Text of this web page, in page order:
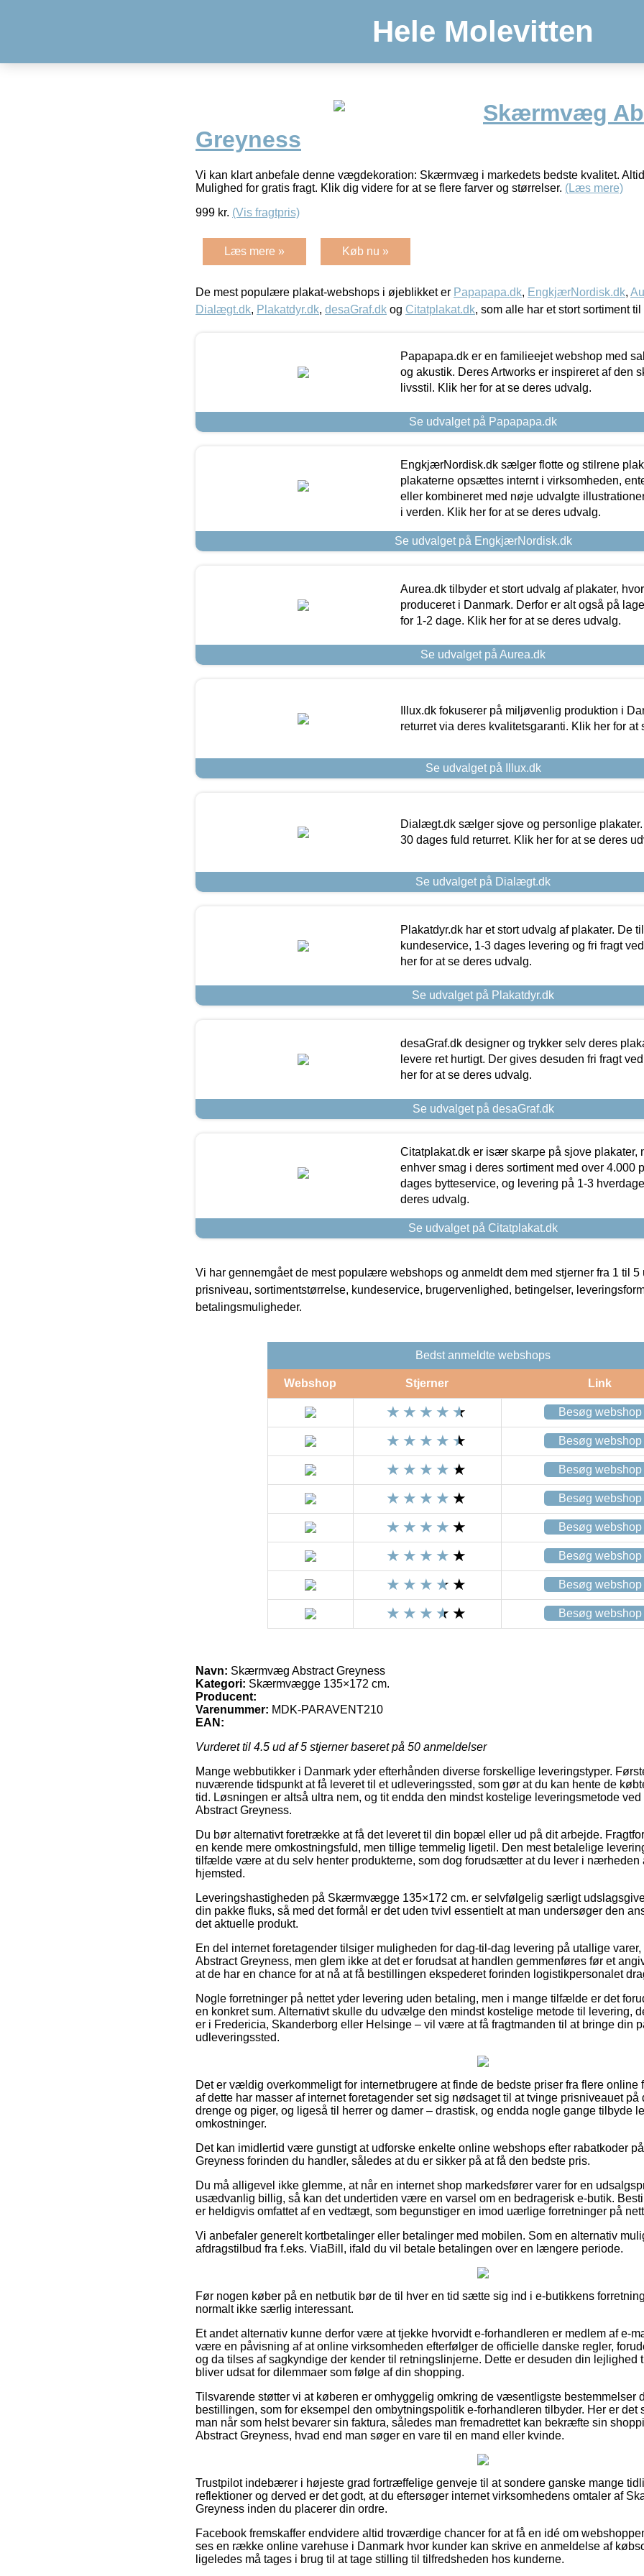
Hele Molevitten
Skærmvæg
Greyness
Vi kan klart anbefale denne vægdekoration: Skærmvæg i markedets bedste kvalitet.
Mulighed for gratis fragt. Klik dig videre for at se flere farver og størrelser. (Læs mere)
999 kr. (Vis fragtpris)
Læs mere » Køb nu »
De mest populære plakat-webshops i øjeblikket er Papapapa.dk, EngkjærNordisk.dk,
Dialægt.dk, Plakatdyr.dk, desaGraf.dk og Citatplakat.dk, som alle har et stort sortiment til
Papapapa.dk er en familieejet webshop med
og akustik. Deres Artworks er inspireret af den
livsstil. Klik her for at se deres udvalg.
Se udvalget på Papapapa.dk
EngkjærNordisk.dk sælger flotte og stilrene
plakaterne opsættes internt i virksomheden,
eller kombineret med nøje udvalgte
i verden. Klik her for at se deres udvalg.
Se udvalget på EngkjærNordisk.dk
Aurea.dk tilbyder et stort udvalg af plakater,
produceret i Danmark. Derfor er alt også på
for 1-2 dage. Klik her for at se deres udvalg.
Se udvalget på Aurea.dk
Illux.dk fokuserer på miljøvenlig produktion i
returret via deres kvalitetsgaranti. Klik her for at
Se udvalget på Illux.dk
Dialægt.dk sælger sjove og personlige
30 dages fuld returret. Klik her for at se deres
Se udvalget på Dialægt.dk
Plakatdyr.dk har et stort udvalg af plakater. De
kundeservice, 1-3 dages levering og fri fragt
her for at se deres udvalg.
Se udvalget på Plakatdyr.dk
desaGraf.dk designer og trykker selv deres
levere ret hurtigt. Der gives desuden fri fragt
her for at se deres udvalg.
Se udvalget på desaGraf.dk
Citatplakat.dk er især skarpe på sjove plakater,
enhver smag i deres sortiment med over 4.000
dages bytteservice, og levering på 1-3
deres udvalg.
Se udvalget på Citatplakat.dk
Vi har gennemgået de mest populære webshops og anmeldt dem med stjerner fra 1 til 5
prisniveau, sortimentstørrelse, kundeservice, brugervenlighed, betingelser,
betalingsmuligheder.
Bedst anmeldte webshops
Webshop Stjerner Link
Besøg webshop
Besøg webshop
Besøg webshop
Besøg webshop
Besøg webshop
Besøg webshop
Besøg webshop
Besøg webshop
Navn: Skærmvæg Abstract Greyness
Kategori: Skærmvægge 135×172 cm.
Producent:
Varenummer: MDK-PARAVENT210
EAN:
Vurderet til 4.5 ud af 5 stjerner baseret på 50 anmeldelser
Mange webbutikker i Danmark yder efterhånden diverse forskellige leveringstyper.
nuværende tidspunkt at få leveret til et udleveringssted, som gør at du kan hente de
tid. Løsningen er altså ultra nem, og tit endda den mindst kostelige leveringsmetode
Abstract Greyness.
Du bør alternativt foretrække at få det leveret til din bopæl eller ud på dit arbejde.
en kende mere omkostningsfuld, men tillige temmelig ligetil. Den mest betalelige
tilfælde være at du selv henter produkterne, som dog forudsætter at du lever i nærheden
hjemsted.
Leveringshastigheden på Skærmvægge 135×172 cm. er selvfølgelig særligt
din pakke fluks, så med det formål er det uden tvivl essentielt at man undersøger den
det aktuelle produkt.
En del internet foretagender tilsiger muligheden for dag-til-dag levering på utallige
Abstract Greyness, men glem ikke at det er forudsat at handlen gemmenføres før et
at de har en chance for at nå at få bestillingen ekspederet forinden logistikpersonalet
Nogle forretninger på nettet yder levering uden betaling, men i mange tilfælde er det
en konkret sum. Alternativt skulle du udvælge den mindst kostelige metode til levering,
er i Fredericia, Skanderborg eller Helsinge – vil være at få fragtmanden til at bringe din
udleveringssted.
Det er vældig overkommeligt for internetbrugere at finde de bedste priser fra flere online
af dette har masser af internet foretagender set sig nødsaget til at tvinge prisniveauet på
drenge og piger, og ligeså til herrer og damer – drastisk, og endda nogle gange tilbyde
omkostninger.
Det kan imidlertid være gunstigt at udforske enkelte online webshops efter rabatkoder
Greyness forinden du handler, således at du er sikker på at få den bedste pris.
Du må alligevel ikke glemme, at når en internet shop markedsfører varer for en
usædvanlig billig, så kan det undertiden være en varsel om en bedragerisk e-butik.
er heldigvis omfattet af en vedtægt, som begunstiger en imod uærlige forretninger på
Vi anbefaler generelt kortbetalinger eller betalinger med mobilen. Som en alternativ
afdragstilbud fra f.eks. ViaBill, ifald du vil betale betalingen over en længere periode.
Før nogen køber på en netbutik bør de til hver en tid sætte sig ind i e-butikkens
normalt ikke særlig interessant.
Et andet alternativ kunne derfor være at tjekke hvorvidt e-forhandleren er medlem af e-
være en påvisning af at online virksomheden efterfølger de officielle danske regler,
og da tilses af sagkyndige der kender til retningslinjerne. Dette er desuden din lejlighed
bliver udsat for dilemmaer som følge af din shopping.
Tilsvarende støtter vi at køberen er omhyggelig omkring de væsentligste bestemmelser
bestillingen, som for eksempel den ombytningspolitik e-forhandleren tilbyder. Her er det
man når som helst bevarer sin faktura, således man fremadrettet kan bekræfte sin
Abstract Greyness, hvad end man søger en vare til en mand eller kvinde.
Trustpilot indebærer i højeste grad fortræffelige genveje til at sondere ganske mange
reflektioner og derved er det godt, at du eftersøger internet virksomhedens omtaler af
Greyness inden du placerer din ordre.
Facebook fremskaffer endvidere altid troværdige chancer for at få en idé om
ses en række online varehuse i Danmark hvor kunder kan skrive en anmeldelse af
ligeledes må tages i brug til at tage stilling til tilfredsheden hos kunderne.